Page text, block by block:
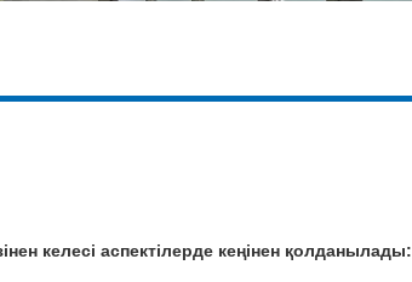
келесі аспектілерде кеңінен қолданылады: